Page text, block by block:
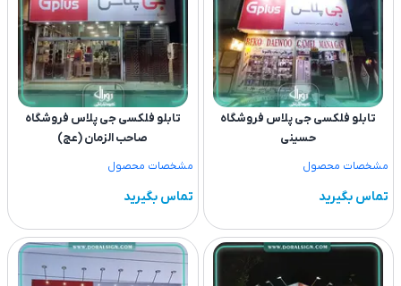
تابلو فلکسی جی پلاس فروشگاه
حسینی
مشخصات محصول
تماس بگیرید
تابلو فلکسی جی پلاس فروشگاه
صاحب الزمان (عج)
مشخصات محصول
تماس بگیرید